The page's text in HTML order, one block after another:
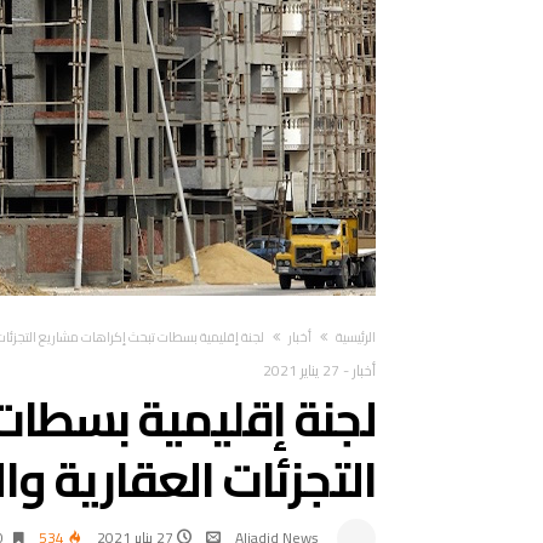
‫الرئيسية‬ أخبار لجنة إقليمية بسطات تبحث إكراهات مشاريع
أخبار- 27 يناير 2021
لجنة إقليمية
التجزئات